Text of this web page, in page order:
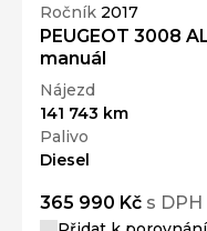
Ročník 2017
PEUGEOT 3008
manuál
Nájezd
141 743 km
Palivo
Diesel
365 990 Kč s DPH